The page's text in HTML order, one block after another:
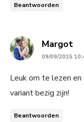
Beantwoorden
Margot
09/09/2015
Leuk om te lezen
variant bezig zijn!
Beantwoorden